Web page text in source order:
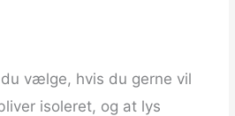
vælge, hvis du gerne vil
isoleret, og at lys